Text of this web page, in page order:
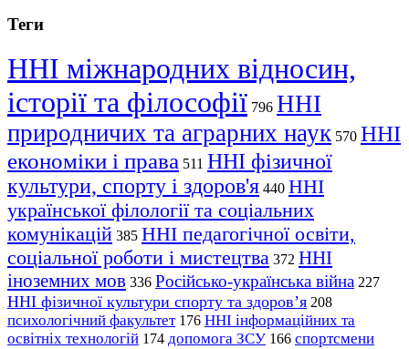
Теги
ННІ міжнародних відносин,
історії та філософії 796 ННІ
природничих та аграрних наук 570 ННІ
економіки і права 511 ННІ фізичної
культури, спорту і здоров'я 440 ННІ
української філології та соціальних
комунікацій 385 ННІ педагогічної освіти,
соціальної роботи і мистецтва 372 ННІ
іноземних мов 336 Російсько-українська війна 227
ННІ фізичної культури спорту та здоров’я 208
психологічний факультет 176 ННІ інформаційних та
освітніх технологій 174 допомога ЗСУ 166 спортсмени